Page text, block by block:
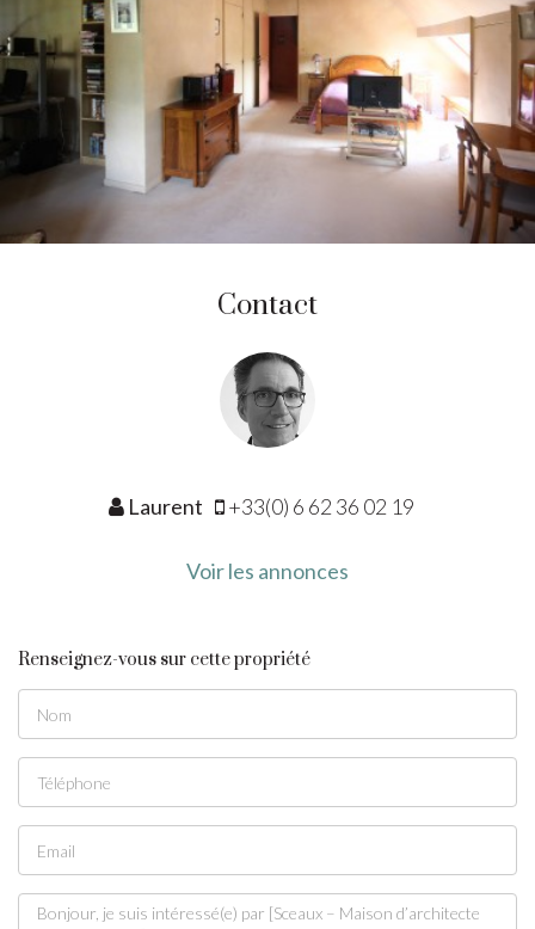
Contact
Laurent +33(0) 6 62 36 02 19
Voir les annonces
Renseignez-vous sur cette propriété